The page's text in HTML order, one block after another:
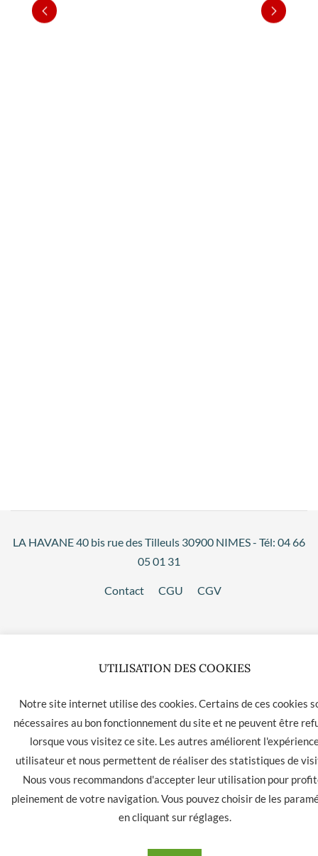
LA HAVANE 40 bis rue des Tilleuls 30900 NIMES - Tél: 04 66
05 01 31
Contact CGU CGV
UTILISATION DES COOKIES
Notre site internet utilise des cookies. Certains de ces cookies
nécessaires au bon fonctionnement du site et ne peuvent être
lorsque vous visitez ce site. Les autres améliorent
utilisateur et nous permettent de réaliser des statistiques de
Nous vous recommandons d'accepter leur utilisation pour
pleinement de votre navigation. Vous pouvez choisir de les
en cliquant sur réglages.